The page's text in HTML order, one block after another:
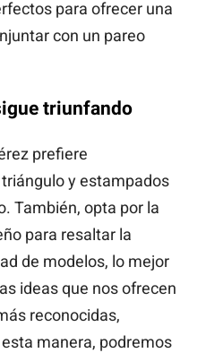
para ofrecer una
con un pareo
triunfando
prefiere
y estampados
También, opta por la
para resaltar la
de modelos, lo mejor
ideas que nos ofrecen
reconocidas,
esta manera, podremos